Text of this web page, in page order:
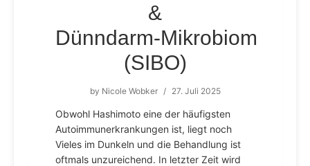
&
Dünndarm‑Mikrobiom
(SIBO)
by Nicole Wobker / 27. Juli 2025
Obwohl Hashimoto eine der häufigsten
Autoimmunerkrankungen ist, liegt noch
Vieles im Dunkeln und die Behandlung ist
oftmals unzureichend. In letzter Zeit wird